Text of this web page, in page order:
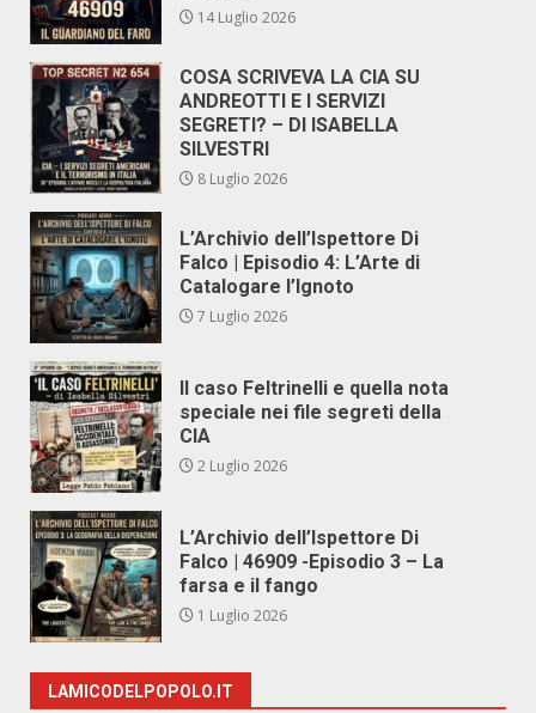
14 Luglio 2026
COSA SCRIVEVA LA CIA SU
ANDREOTTI E I SERVIZI
SEGRETI? – DI ISABELLA
SILVESTRI
8 Luglio 2026
L’Archivio dell’Ispettore Di
Falco | Episodio 4: L’Arte di
Catalogare l’Ignoto
7 Luglio 2026
Il caso Feltrinelli e quella nota
speciale nei file segreti della
CIA
2 Luglio 2026
L’Archivio dell’Ispettore Di
Falco | 46909 -Episodio 3 – La
farsa e il fango
1 Luglio 2026
LAMICODELPOPOLO.IT